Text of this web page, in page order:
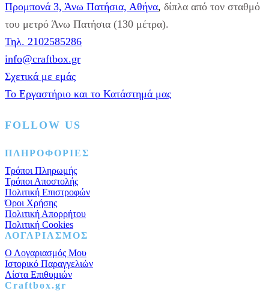
Προμπονά 3, Άνω Πατήσια, Αθήνα, δίπλα από τον σταθμό
του μετρό Άνω Πατήσια (130 μέτρα).
Τηλ. 2102585286
info@craftbox.gr
Σχετικά με εμάς
Το Εργαστήριο και το Κατάστημά μας
FOLLOW US
Facebook
Instagram
Pinterest
ΠΛΗΡΟΦΟΡΙΕΣ
Τρόποι Πληρωμής
Τρόποι Αποστολής
Πολιτική Επιστροφών
Όροι Χρήσης
Πολιτική Απορρήτου
Πολιτική Cookies
ΛΟΓΑΡΙΑΣΜΟΣ
Ο Λογαριασμός Μου
Ιστορικό Παραγγελιών
Λίστα Επιθυμιών
Craftbox.gr